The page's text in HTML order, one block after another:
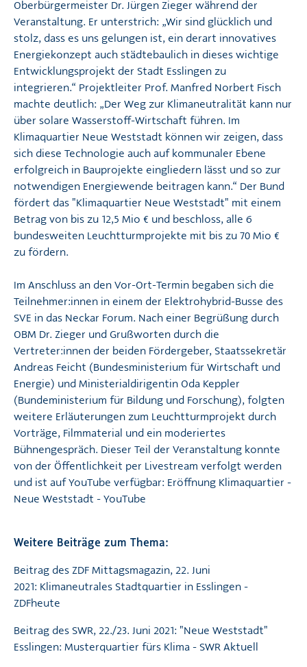
Oberbürgermeister Dr. Jürgen Zieger während der
Veranstaltung. Er unterstrich: „Wir sind glücklich und
stolz, dass es uns gelungen ist, ein derart innovatives
Energiekonzept auch städtebaulich in dieses wichtige
Entwicklungsprojekt der Stadt Esslingen zu
integrieren.“ Projektleiter Prof. Manfred Norbert Fisch
machte deutlich: „Der Weg zur Klimaneutralität kann nur
über solare Wasserstoff-Wirtschaft führen. Im
Klimaquartier Neue Weststadt können wir zeigen, dass
sich diese Technologie auch auf kommunaler Ebene
erfolgreich in Bauprojekte eingliedern lässt und so zur
notwendigen Energiewende beitragen kann.“ Der Bund
fördert das "Klimaquartier Neue Weststadt" mit einem
Betrag von bis zu 12,5 Mio € und beschloss, alle 6
bundesweiten Leuchtturmprojekte mit bis zu 70 Mio €
zu fördern.
Im Anschluss an den Vor-Ort-Termin begaben sich die
Teilnehmer:innen in einem der Elektrohybrid-Busse des
SVE in das Neckar Forum. Nach einer Begrüßung durch
OBM Dr. Zieger und Grußworten durch die
Vertreter:innen der beiden Fördergeber, Staatssekretär
Andreas Feicht (Bundesministerium für Wirtschaft und
Energie) und Ministerialdirigentin Oda Keppler
(Bundeministerium für Bildung und Forschung), folgten
weitere Erläuterungen zum Leuchtturmprojekt durch
Vorträge, Filmmaterial und ein moderiertes
Bühnengespräch. Dieser Teil der Veranstaltung konnte
von der Öffentlichkeit per Livestream verfolgt werden
und ist auf YouTube verfügbar: Eröffnung Klimaquartier -
Neue Weststadt - YouTube
Weitere Beiträge zum Thema:
Beitrag des ZDF Mittagsmagazin, 22. Juni
2021: Klimaneutrales Stadtquartier in Esslingen -
ZDFheute
Beitrag des SWR, 22./23. Juni 2021: "Neue Weststadt"
Esslingen: Musterquartier fürs Klima - SWR Aktuell